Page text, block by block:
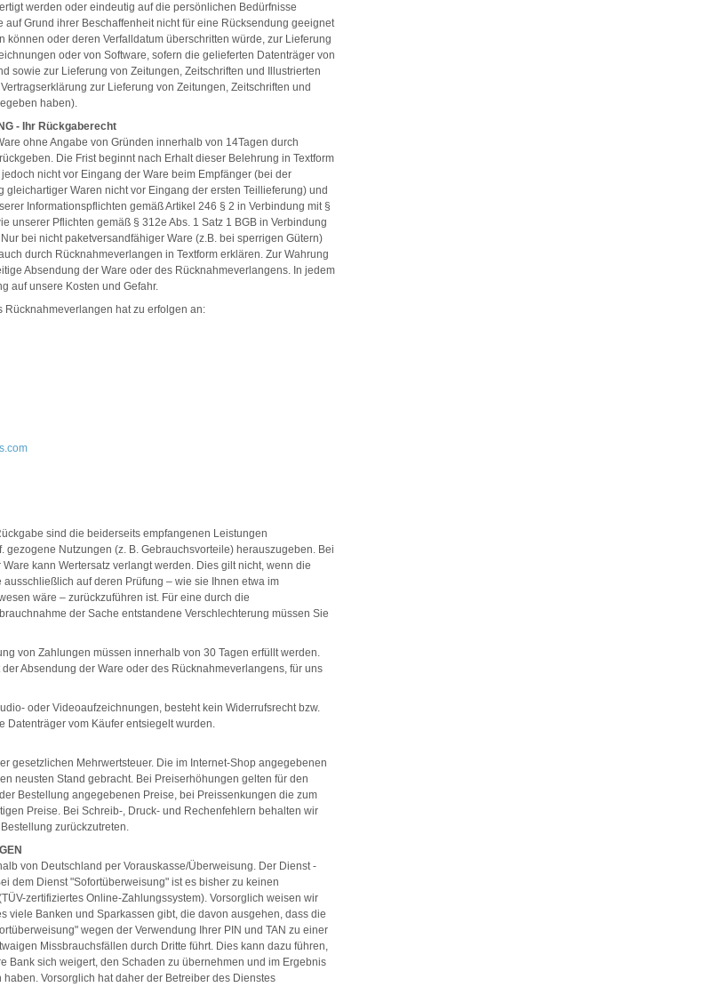
werden oder eindeutig auf die persönlichen Bedürfnisse
auf Grund ihrer Beschaffenheit nicht für eine Rücksendung geeignet
können oder deren Verfalldatum überschritten würde, zur Lieferung
oder von Software, sofern die gelieferten Datenträger von
sowie zur Lieferung von Zeitungen, Zeitschriften und Illustrierten
zur Lieferung von Zeitungen, Zeitschriften und
haben).
- Ihr Rückgaberecht
ohne Angabe von Gründen innerhalb von 14Tagen durch
Die Frist beginnt nach Erhalt dieser Belehrung in Textform
nicht vor Eingang der Ware beim Empfänger (bei der
gleichartiger Waren nicht vor Eingang der ersten Teillieferung) und
Informationspflichten gemäß Artikel 246 § 2 in Verbindung mit §
unserer Pflichten gemäß § 312e Abs. 1 Satz 1 BGB in Verbindung
bei nicht paketversandfähiger Ware (z.B. bei sperrigen Gütern)
durch Rücknahmeverlangen in Textform erklären. Zur Wahrung
Absendung der Ware oder des Rücknahmeverlangens. In jedem
auf unsere Kosten und Gefahr.
Rücknahmeverlangen hat zu erfolgen an:
sind die beiderseits empfangenen Leistungen
gezogene Nutzungen (z. B. Gebrauchsvorteile) herauszugeben. Bei
kann Wertersatz verlangt werden. Dies gilt nicht, wenn die
ausschließlich auf deren Prüfung – wie sie Ihnen etwa im
wäre – zurückzuführen ist. Für eine durch die
der Sache entstandene Verschlechterung müssen Sie
von Zahlungen müssen innerhalb von 30 Tagen erfüllt werden.
der Absendung der Ware oder des Rücknahmeverlangens, für uns
oder Videoaufzeichnungen, besteht kein Widerrufsrecht bzw.
Datenträger vom Käufer entsiegelt wurden.
gesetzlichen Mehrwertsteuer. Die im Internet-Shop angegebenen
neusten Stand gebracht. Bei Preiserhöhungen gelten für den
Bestellung angegebenen Preise, bei Preissenkungen die zum
Preise. Bei Schreib-, Druck- und Rechenfehlern behalten wir
zurückzutreten.
von Deutschland per Vorauskasse/Überweisung. Der Dienst -
dem Dienst "Sofortüberweisung" ist es bisher zu keinen
zertifiziertes Online-Zahlungssystem). Vorsorglich weisen wir
viele Banken und Sparkassen gibt, die davon ausgehen, dass die
wegen der Verwendung Ihrer PIN und TAN zu einer
Missbrauchsfällen durch Dritte führt. Dies kann dazu führen,
Bank sich weigert, den Schaden zu übernehmen und im Ergebnis
Vorsorglich hat daher der Betreiber des Dienstes